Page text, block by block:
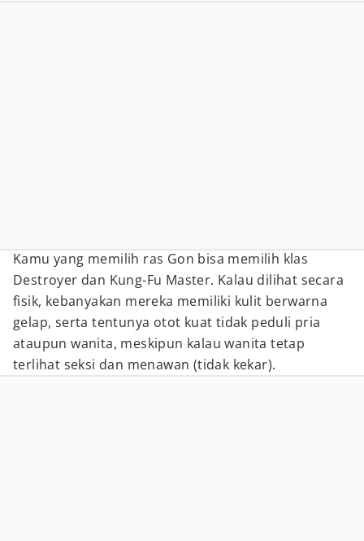
Kamu yang memilih ras Gon bisa memilih klas
Destroyer dan Kung-Fu Master. Kalau dilihat secara
fisik, kebanyakan mereka memiliki kulit berwarna
gelap, serta tentunya otot kuat tidak peduli pria
ataupun wanita, meskipun kalau wanita tetap
terlihat seksi dan menawan (tidak kekar).